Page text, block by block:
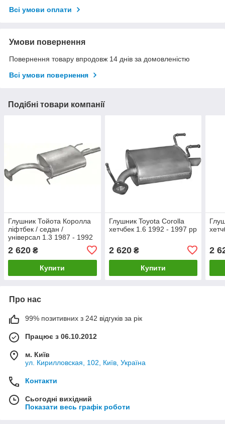
Всі умови оплати
Умови повернення
Повернення товару впродовж 14 днів за домовленістю
Всі умови повернення
Подібні товари компанії
Глушник Тойота Королла
ліфтбек / седан /
універсал 1.3 1987 - 1992
2 620 ₴
Купити
Глушник Toyota Corolla
хетчбек 1.6 1992 - 1997 рр
2 620₴
Купити
2
Про нас
99% позитивних з 242 відгуків за рік
Працює з 06.10.2012
м. Київ
ул. Кирилловская, 102, Київ, Україна
Контакти
Сьогодні вихідний
Показати весь графік роботи